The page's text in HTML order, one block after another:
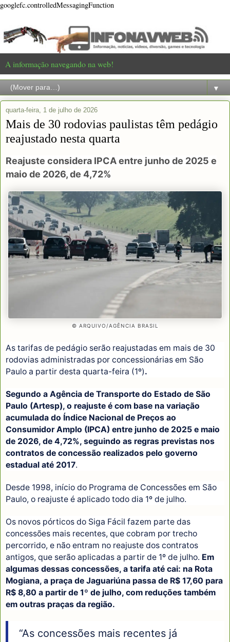
googlefc.controlledMessagingFunction
A informação navegando na web!
▼
quarta-feira, 1 de julho de 2026
Mais de 30 rodovias paulistas têm pedágio
reajustado nesta quarta
Reajuste considera IPCA entre junho de 2025 e
maio de 2026, de 4,72%
© ARQUIVO/AGÊNCIA BRASIL
As tarifas de pedágio serão reajustadas em mais de 30
rodovias administradas por concessionárias em São
Paulo a partir desta quarta-feira (1º).
Segundo a Agência de Transporte do Estado de São
Paulo (Artesp), o reajuste é com base na variação
acumulada do Índice Nacional de Preços ao
Consumidor Amplo (IPCA) entre junho de 2025 e maio
de 2026, de 4,72%, seguindo as regras previstas nos
contratos de concessão realizados pelo governo
estadual até 2017.
Desde 1998, início do Programa de Concessões em São
Paulo, o reajuste é aplicado todo dia 1º de julho.
Os novos pórticos do Siga Fácil fazem parte das
concessões mais recentes, que cobram por trecho
percorrido, e não entram no reajuste dos contratos
antigos, que serão aplicadas a partir de 1º de julho. Em
algumas dessas concessões, a tarifa até cai: na Rota
Mogiana, a praça de Jaguariúna passa de R$ 17,60 para
R$ 8,80 a partir de 1º de julho, com reduções também
em outras praças da região.
“As concessões mais recentes já